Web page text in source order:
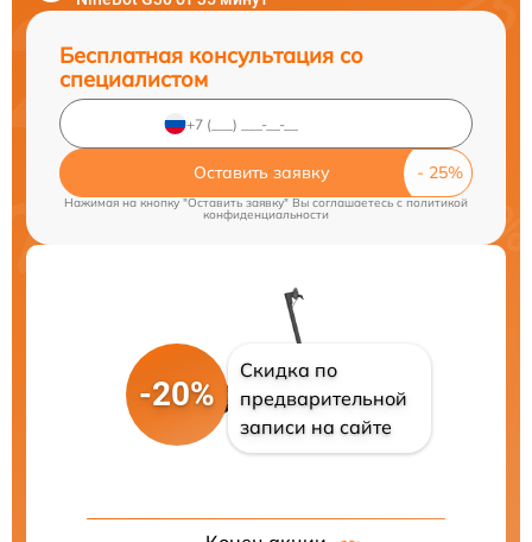
Бесплатная консультация со
специалистом
Оставить заявку
Нажимая на кнопку "Оставить заявку" Вы соглашаетесь c политикой
конфиденциальности
-20%
Скидка по
предварительной
записи на сайте